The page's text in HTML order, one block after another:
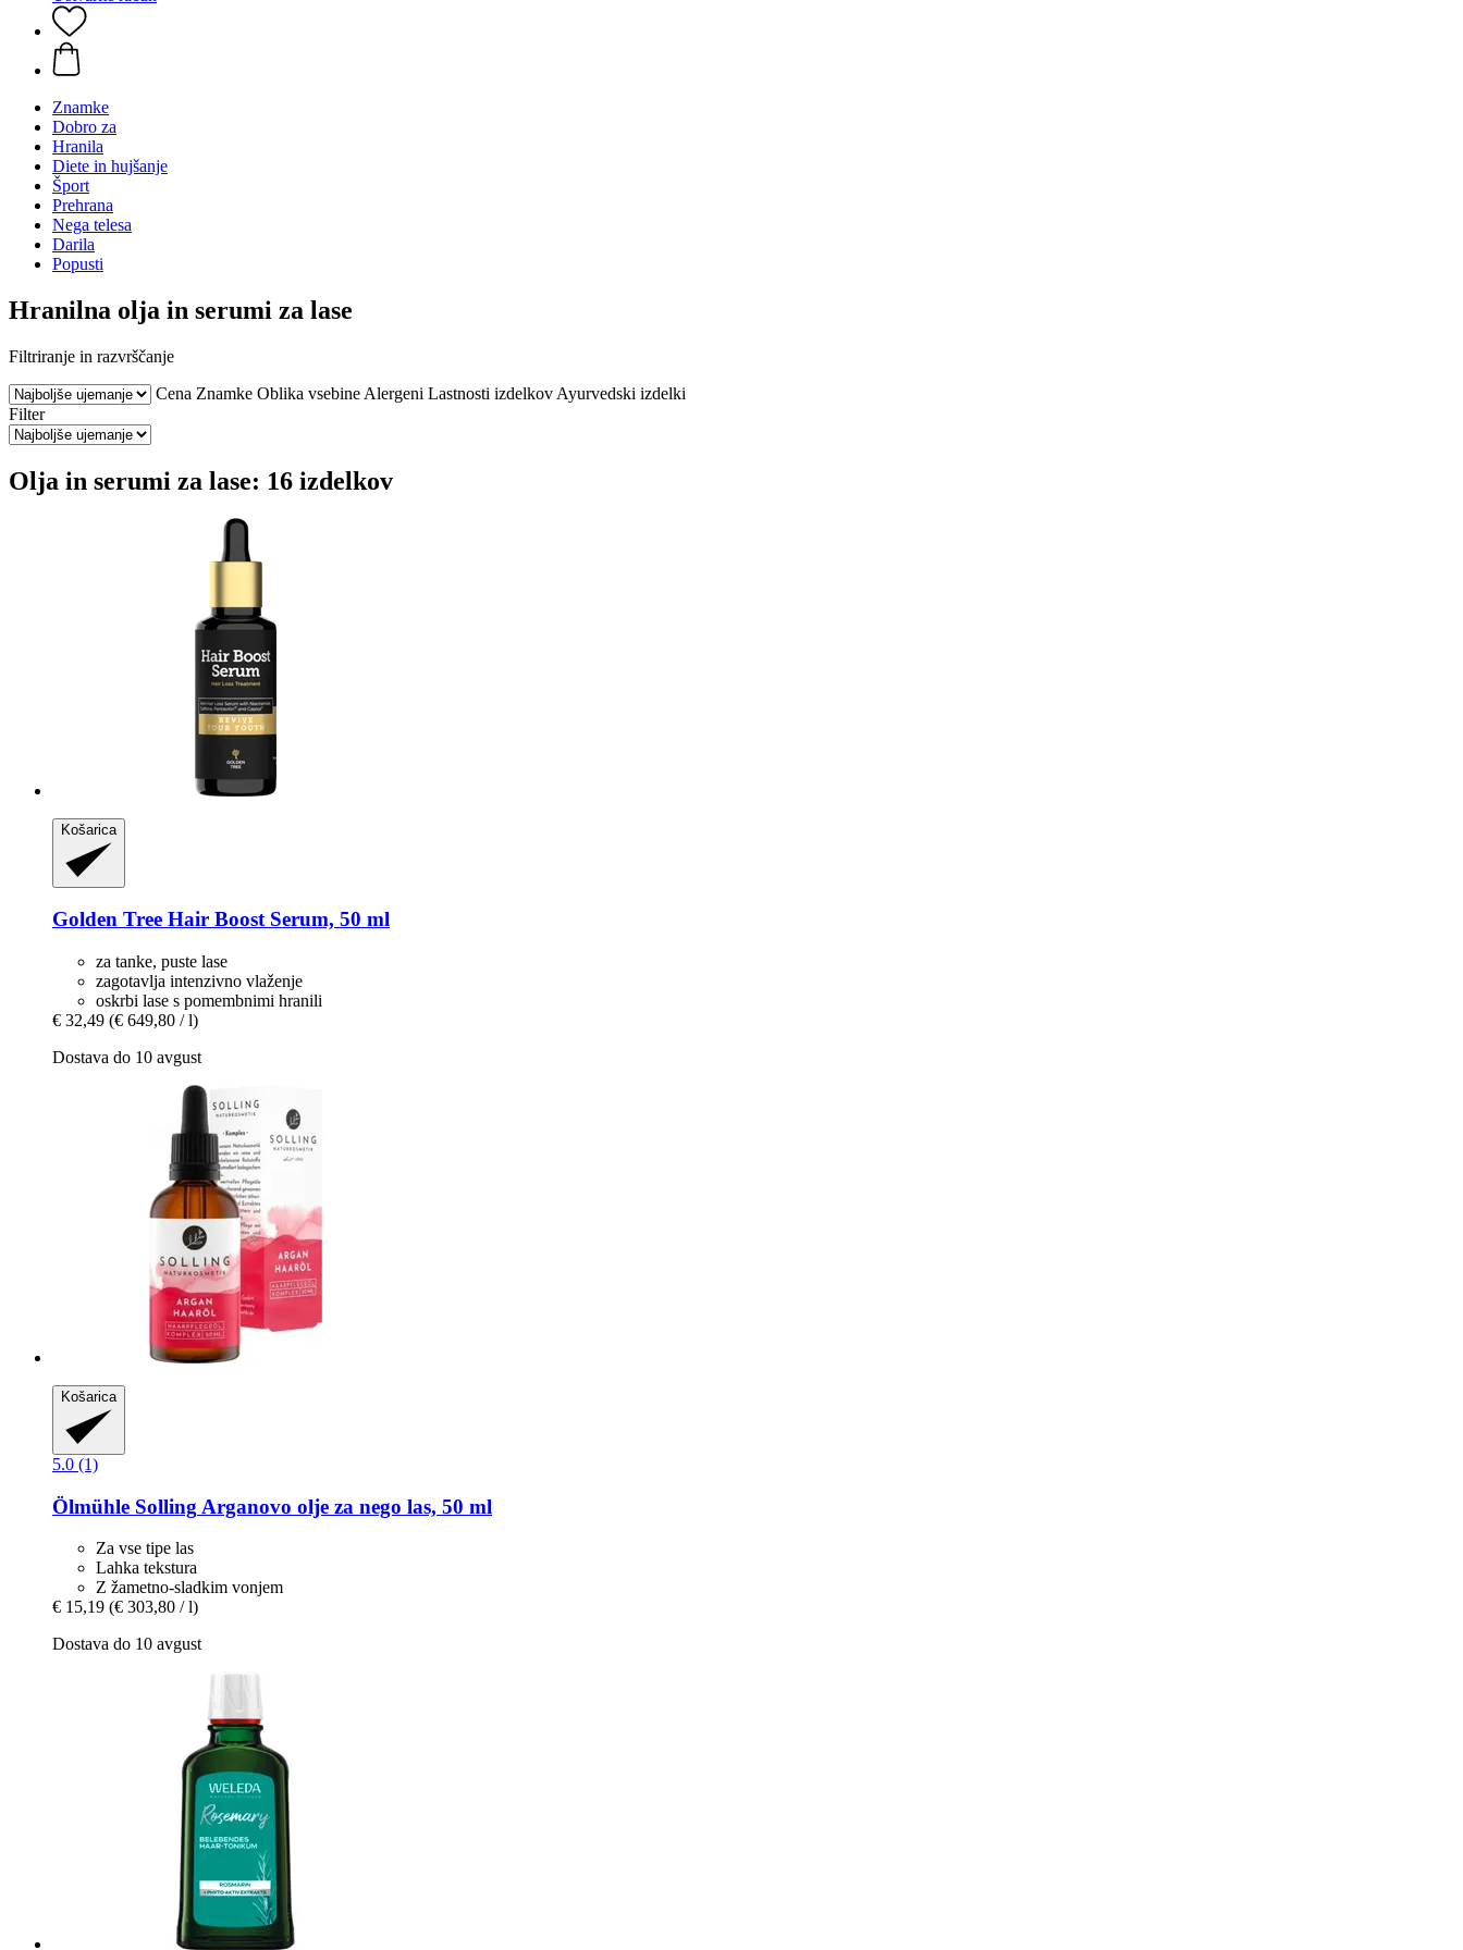
Znamke
Dobro za
Hranila
Diete in hujšanje
Šport
Prehrana
Nega telesa
Darila
Popusti
Hranilna olja in serumi za lase
Filtriranje in razvrščanje
Cena Znamke Oblika vsebine Alergeni Lastnosti izdelkov Ayurvedski izdelki
Filter
Olja in serumi za lase: 16 izdelkov
Košarica
Golden Tree Hair Boost Serum, 50 ml
za tanke, puste lase
zagotavlja intenzivno vlaženje
oskrbi lase s pomembnimi hranili
€ 32,49 (€ 649,80 / l)
Dostava do 10 avgust
Košarica
5.0 (1)
Ölmühle Solling Arganovo olje za nego las, 50 ml
Za vse tipe las
Lahka tekstura
Z žametno-sladkim vonjem
€ 15,19 (€ 303,80 / l)
Dostava do 10 avgust